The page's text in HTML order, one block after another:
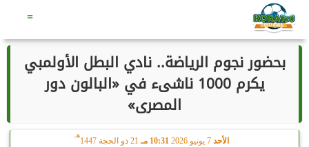
=
بحضور نجوم الرياضة.. نادي البطل الأولمبي
يكرم 1000 ناشىء في «البالون دور
المصرى»
الأحد 10:31 مـ 21 ذو الحجة 1447
هـ